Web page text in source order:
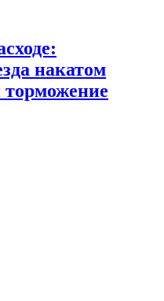
накатом
торможение